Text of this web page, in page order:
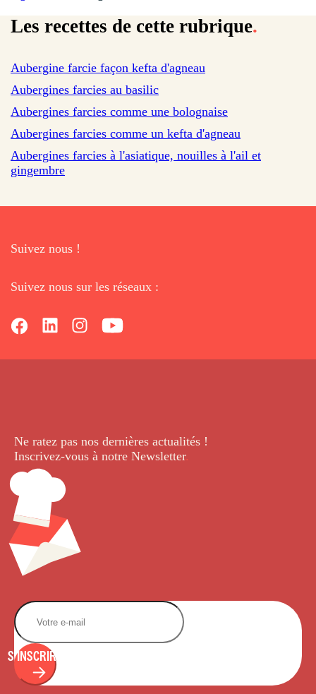
Les recettes de cette rubrique.
Aubergine farcie façon kefta d'agneau
sur 1444 avis
Aubergines farcies au basilic
Aubergines farcies comme une bolognaise
Aubergines farcies comme un kefta d'agneau
Aubergines farcies à l'asiatique, nouilles à l'ail et
gingembre
Suivez nous !
Suivez nous sur les réseaux :
Ne ratez pas nos dernières actualités !
Inscrivez-vous à notre Newsletter.
S'INSCRIRE